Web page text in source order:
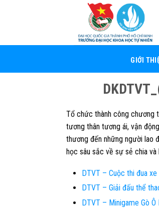
GIỚI
Tổ chức thành công chương
tương thân tương ái, vận
thương đến những người lao
học sâu sắc về sự sẻ chia và
DTVT – Cuộc thi đua xe
DTVT – Giải đấu thể
DTVT – Minigame Gò Ô